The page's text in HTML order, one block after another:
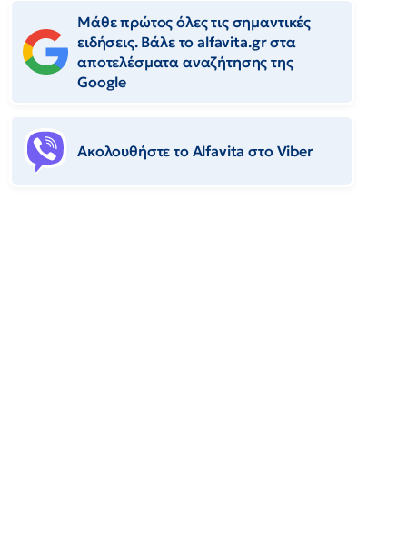
Μάθε πρώτος όλες τις σημαντικές
ειδήσεις. Βάλε το alfavita.gr στα
αποτελέσματα αναζήτησης της
Google
Ακολουθήστε το Αlfavita στο Viber